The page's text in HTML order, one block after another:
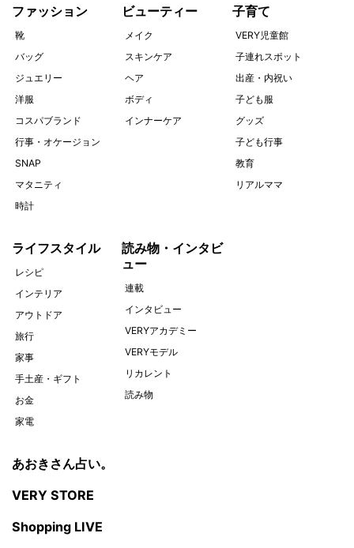
ファッション
靴
バッグ
ジュエリー
洋服
コスパブランド
行事・オケージョン
SNAP
マタニティ
時計
ビューティー
メイク
スキンケア
ヘア
ボディ
インナーケア
子育て
VERY児童館
子連れスポット
出産・内祝い
子ども服
グッズ
子ども行事
教育
リアルママ
ライフスタイル
レシピ
インテリア
アウトドア
旅行
家事
手土産・ギフト
お金
家電
読み物・インタビ
ュー
連載
インタビュー
VERYアカデミー
VERYモデル
リカレント
読み物
あおきさん占い。
VERY STORE
Shopping LIVE